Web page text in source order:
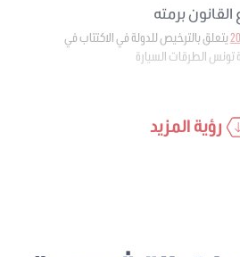
برمته
يتعلق بالترخيص للدولة في الاكتتاب في
تونس الطرقات السيارة
رؤية المزيد